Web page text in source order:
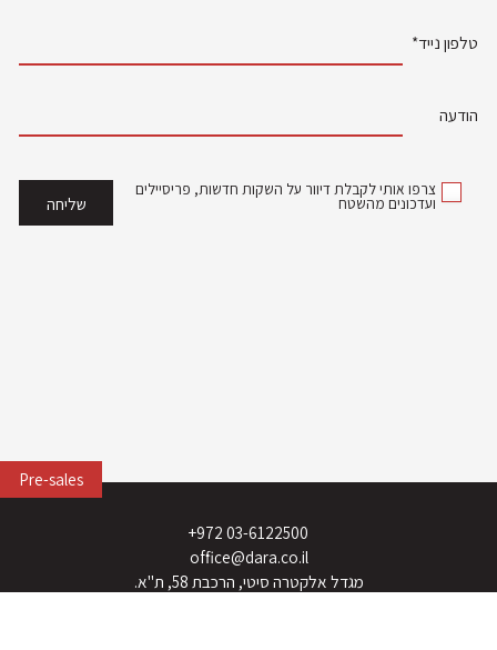
Pre-sales
טלפון נייד*
הודעה
צרפו אותי לקבלת דיוור על השקות חדשות, פריסיילים
ועדכונים מהשטח
03-6122500 972+
office@dara.co.il
מגדל אלקטרה סיטי, הרכבת 58, ת"א.